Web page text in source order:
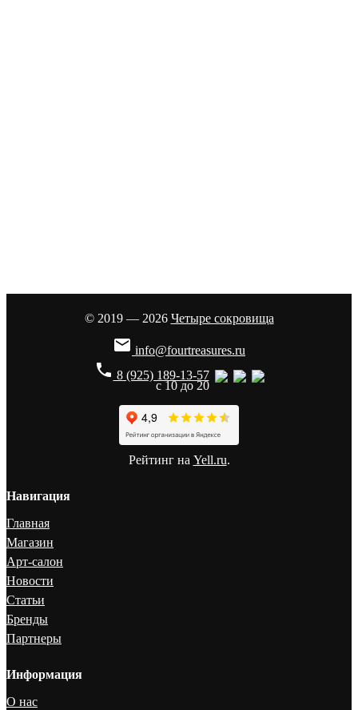
© 2019 — 2026 Четыре сокровища
 info@fourtreasures.ru
phone 8 (925) 189-13-57
с 10 до 20
Рейтинг на Yell.ru.
Навигация
Главная
Магазин
Арт-салон
Новости
Статьи
Бренды
Партнеры
Информация
О нас